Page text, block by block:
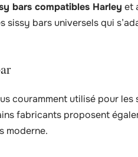
bars compatibles Harley et
sissy bars universels qui
couramment utilisé pour
fabricants proposent
moderne.